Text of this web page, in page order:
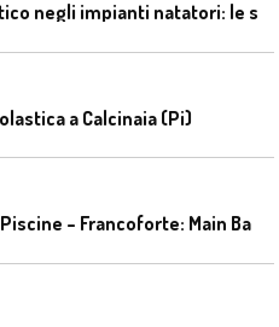
a Calcinaia (Pi)